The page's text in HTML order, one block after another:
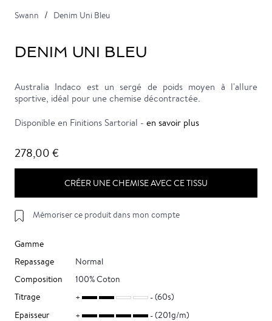
Swann Denim Uni Bleu
DENIM UNI BLEU
Australia Indaco est un sergé de poids moyen à l'allure
sportive, idéal pour une chemise décontractée.
Disponible en Finitions Sartorial - en savoir plus
278,00 €
CRÉER UNE CHEMISE AVEC CE TISSU
Mémoriser ce produit dans mon compte
Gamme
Repassage
Normal
Composition
100% Coton
Titrage
(60s)
Epaisseur
(201g/m)